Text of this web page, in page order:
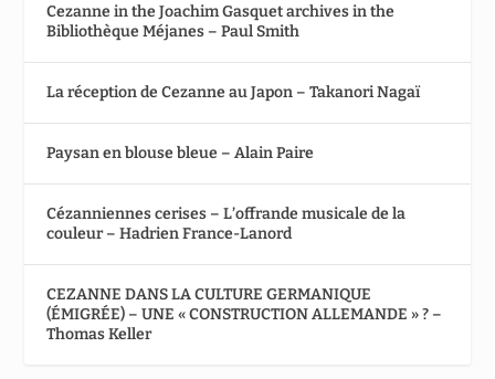
Cezanne in the Joachim Gasquet archives in the
Bibliothèque Méjanes – Paul Smith
La réception de Cezanne au Japon – Takanori Nagaï
Paysan en blouse bleue – Alain Paire
Cézanniennes cerises – L’offrande musicale de la
couleur – Hadrien France-Lanord
CEZANNE DANS LA CULTURE GERMANIQUE
(ÉMIGRÉE) – UNE « CONSTRUCTION ALLEMANDE » ? –
Thomas Keller